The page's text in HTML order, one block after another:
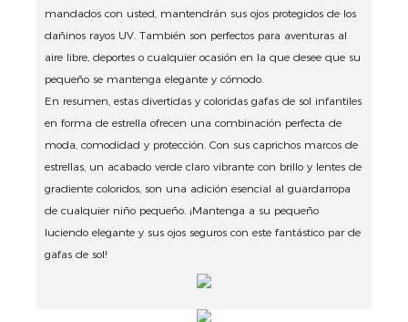
mandados con usted, mantendrán sus ojos protegidos de los
dañinos rayos UV. También son perfectos para aventuras al
aire libre, deportes o cualquier ocasión en la que desee que su
pequeño se mantenga elegante y cómodo.
En resumen, estas divertidas y coloridas gafas de sol infantiles
en forma de estrella ofrecen una combinación perfecta de
moda, comodidad y protección. Con sus caprichos marcos de
estrellas, un acabado verde claro vibrante con brillo y lentes de
gradiente coloridos, son una adición esencial al guardarropa
de cualquier niño pequeño. ¡Mantenga a su pequeño
luciendo elegante y sus ojos seguros con este fantástico par de
gafas de sol!